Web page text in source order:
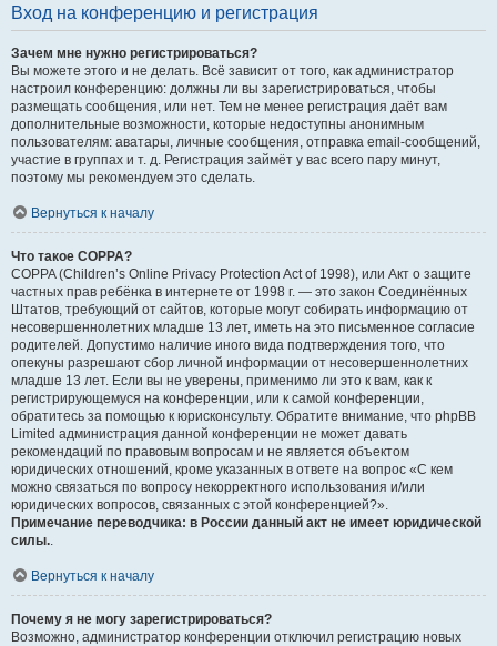
Вход на конференцию и регистрация
Зачем мне нужно регистрироваться?
Вы можете этого и не делать. Всё зависит от того, как администратор
настроил конференцию: должны ли вы зарегистрироваться, чтобы
размещать сообщения, или нет. Тем не менее регистрация даёт вам
дополнительные возможности, которые недоступны анонимным
пользователям: аватары, личные сообщения, отправка email-сообщений,
участие в группах и т. д. Регистрация займёт у вас всего пару минут,
поэтому мы рекомендуем это сделать.
Вернуться к началу
Что такое COPPA?
COPPA (Children’s Online Privacy Protection Act of 1998), или Акт о защите
частных прав ребёнка в интернете от 1998 г. — это закон Соединённых
Штатов, требующий от сайтов, которые могут собирать информацию от
несовершеннолетних младше 13 лет, иметь на это письменное согласие
родителей. Допустимо наличие иного вида подтверждения того, что
опекуны разрешают сбор личной информации от несовершеннолетних
младше 13 лет. Если вы не уверены, применимо ли это к вам, как к
регистрирующемуся на конференции, или к самой конференции,
обратитесь за помощью к юрисконсульту. Обратите внимание, что phpBB
Limited администрация данной конференции не может давать
рекомендаций по правовым вопросам и не является объектом
юридических отношений, кроме указанных в ответе на вопрос «С кем
можно связаться по вопросу некорректного использования и/или
юридических вопросов, связанных с этой конференцией?».
Примечание переводчика: в России данный акт не имеет юридической
силы..
Вернуться к началу
Почему я не могу зарегистрироваться?
Возможно, администратор конференции отключил регистрацию новых